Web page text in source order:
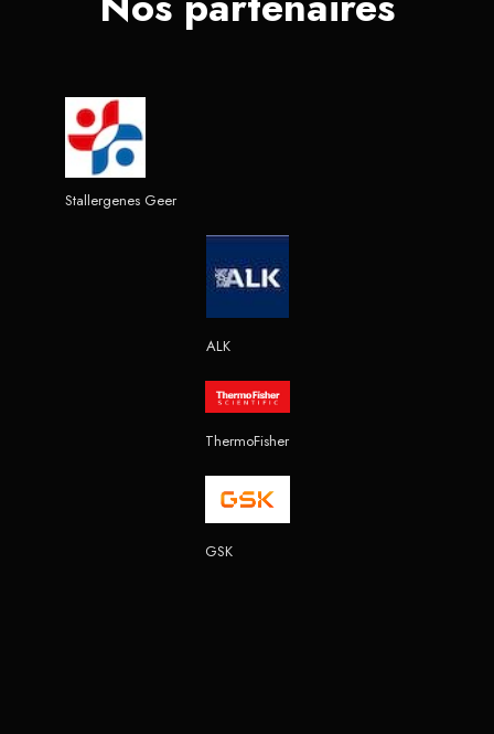
Stallergenes Geer
ALK
ThermoFisher
GSK